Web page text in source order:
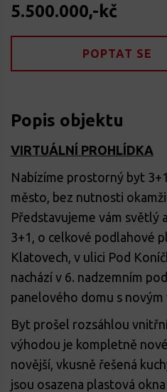
5.500.000,-kč
POPTAT SE
Popis objektu
VIRTUÁLNÍ PROHLÍDKA
Nabízíme prostorný byt
město, bez nutnosti
Představujeme vám světlý
3+1, o celkové podlahové
Klatovech, v ulici Pod
nachází v 6. nadzemním
panelového domu s novým
Byt prošel rozsáhlou
výhodou je kompletně
novější, vkusně řešená
jsou osazena plastová